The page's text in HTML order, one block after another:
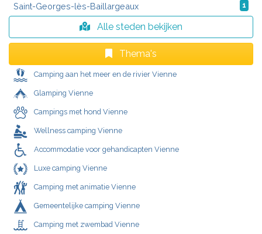
Saint-Georges-lès-Baillargeaux 1
Alle steden bekijken
Thema's
Camping aan het meer en de rivier Vienne
Glamping Vienne
Campings met hond Vienne
Wellness camping Vienne
Accommodatie voor gehandicapten Vienne
Luxe camping Vienne
Camping met animatie Vienne
Gemeentelijke camping Vienne
Camping met zwembad Vienne